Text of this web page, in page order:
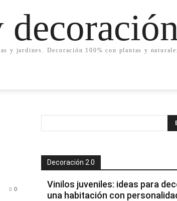
y jardines. Decoración 100% con plantas y
0
Decoración 2.0
Vinilos juveniles: ideas para
una habitación con